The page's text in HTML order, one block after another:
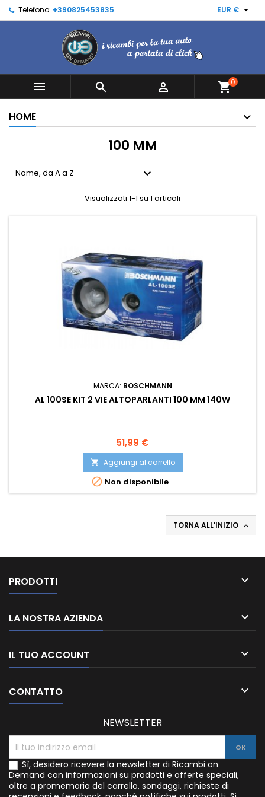
Telefono: +390825453835 EUR € 
   shopping_cart0
HOME
100 MM
Nome, da A a Z 
Visualizzati 1-1 su 1 articoli
MARCA: BOSCHMANN
AL 100SE KIT 2 VIE ALTOPARLANTI 100 MM 140W
Prezzo
51,99 €
 Aggiungi al carrello
 Non disponibile
TORNA ALL'INIZIO 
PRODOTTI 
LA NOSTRA AZIENDA 
IL TUO ACCOUNT 
CONTATTO 
NEWSLETTER
Sì, desidero ricevere la newsletter di Ricambi on
Demand con informazioni su prodotti e offerte speciali,
oltre a promemoria del carrello, sondaggi, richieste di